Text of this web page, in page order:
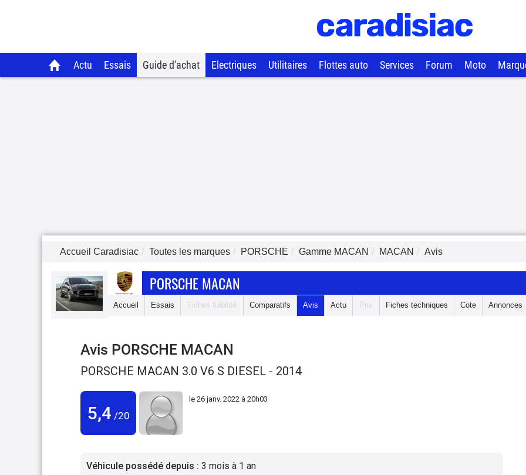
Actu Essais Guide d'achat Electriques Utilitaires Flottes auto Services Forum Moto
Accueil Caradisiac Toutes les marques PORSCHE Gamme MACAN MACAN Avis
PORSCHE MACAN
Accueil Essais Fiches fiabilité Comparatifs Avis Actu Prix Fiches techniques Cote Annonces
Avis PORSCHE MACAN
PORSCHE MACAN 3.0 V6 S DIESEL - 2014
5,4 /20
le 26 janv. 2022 à 20h03
Véhicule possédé depuis : 3 mois à 1 an